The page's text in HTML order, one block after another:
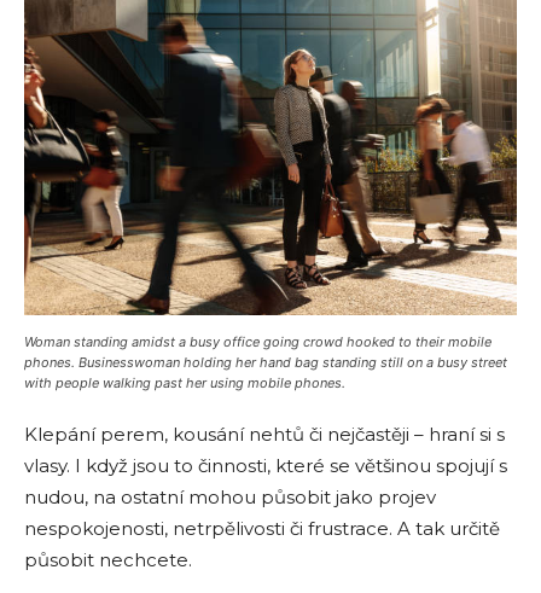
Woman standing amidst a busy office going crowd hooked to their mobile
phones. Businesswoman holding her hand bag standing still on a busy street
with people walking past her using mobile phones.
Klepání perem, kousání nehtů či nejčastěji – hraní si s
vlasy. I když jsou to činnosti, které se většinou spojují s
nudou, na ostatní mohou působit jako projev
nespokojenosti, netrpělivosti či frustrace. A tak určitě
působit nechcete.